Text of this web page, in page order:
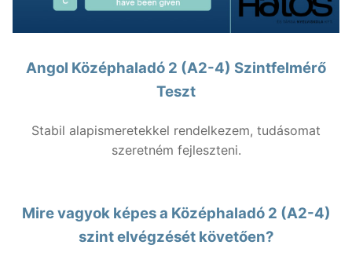
Angol Középhaladó 2 (A2-4) Szintfelmérő
Teszt
Stabil alapismeretekkel rendelkezem, tudásomat
szeretném fejleszteni.
Mire vagyok képes a Középhaladó 2 (A2-4)
szint elvégzését követően?